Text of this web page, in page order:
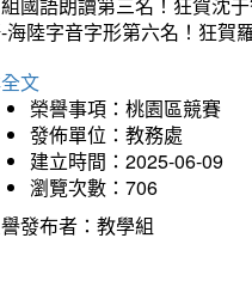
海陸字音字形第六名！狂賀
文
榮譽事項：桃園區競賽
發佈單位：教務處
建立時間：2025-06-09
瀏覽次數：706
發布者：教學組